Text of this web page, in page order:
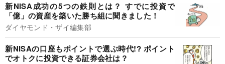
新NISA成功の5つの鉄則とは？ すでに投資で
「億」の資産を築いた勝ち組に聞きました！
ダイヤモンド・ザイ編集部
新NISAの口座もポイントで選ぶ時代!? ポイント
でオトクに投資できる証券会社は？